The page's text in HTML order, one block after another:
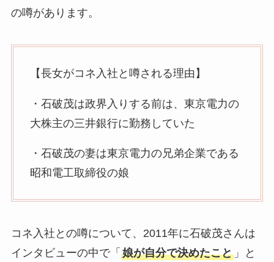
の噂があります。
【長女がコネ入社と噂される理由】
・石破茂は政界入りする前は、東京電力の
大株主の三井銀行に勤務していた
・石破茂の妻は東京電力の兄弟企業である
昭和電工取締役の娘
コネ入社との噂について、2011年に石破茂さんは
インタビューの中で「 娘が自分で決めたこと」と